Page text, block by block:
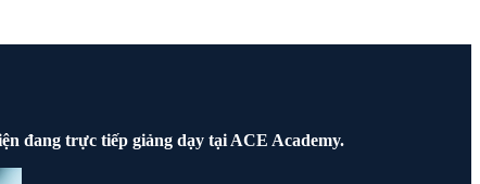
đang trực tiếp giảng dạy tại ACE Academy.